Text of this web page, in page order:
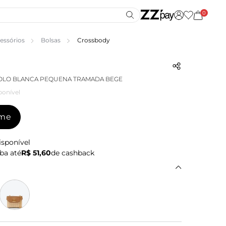
0
Bolsas Crossbody
BLANCA PEQUENA TRAMADA BEGE
atéR$ 51,60de cashback